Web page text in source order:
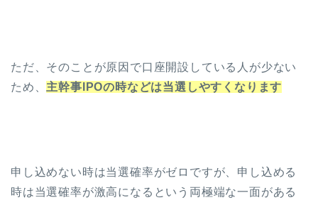
ただ、そのことが原因で口座開設している人が少ない
ため、 主幹事IPOの時などは当選しやすくなります
申し込めない時は当選確率がゼロですが、申し込める
時は当選確率が激高になるという両極端な一面がある